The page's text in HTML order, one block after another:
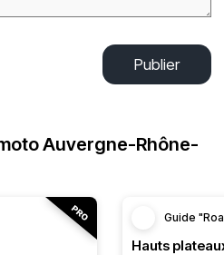
Publier
Auvergne-Rhône-
Guide
Hauts